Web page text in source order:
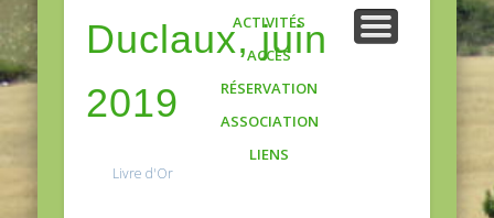
ACTIVITÉS
ACCÈS
RÉSERVATION
ASSOCIATION
LIENS
Duclaux, juin
2019
Livre d'Or